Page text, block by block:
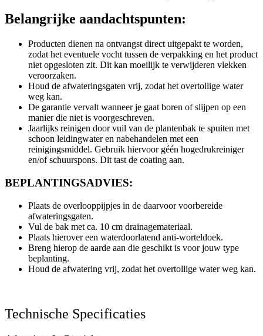
Belangrijke aandachtspunten:
Producten dienen na ontvangst direct uitgepakt te worden,
zodat het eventuele vocht tussen de verpakking en het product
niet opgesloten zit. Dit kan moeilijk te verwijderen vlekken
veroorzaken.
Houd de afwateringsgaten vrij, zodat het overtollige water
weg kan.
De garantie vervalt wanneer je gaat boren of slijpen op een
manier die niet is voorgeschreven.
Jaarlijks reinigen door vuil van de plantenbak te spuiten met
schoon leidingwater en nabehandelen met een
reinigingsmiddel. Gebruik hiervoor géén hogedrukreiniger
en/of schuurspons. Dit tast de coating aan.
BEPLANTINGSADVIES:
Plaats de overlooppijpjes in de daarvoor voorbereide
afwateringsgaten.
Vul de bak met ca. 10 cm drainagemateriaal.
Plaats hierover een waterdoorlatend anti-worteldoek.
Breng hierop de aarde aan die geschikt is voor jouw type
beplanting.
Houd de afwatering vrij, zodat het overtollige water weg kan.
Technische Specificaties